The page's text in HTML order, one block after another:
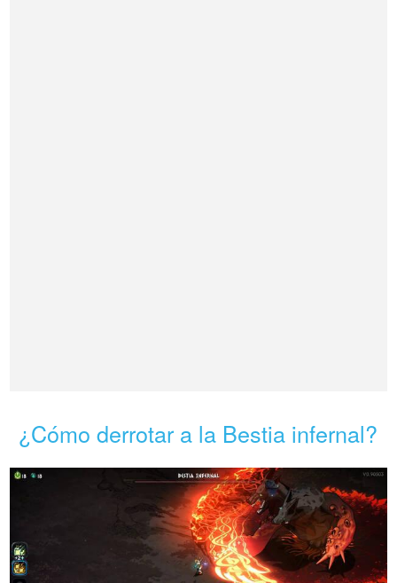
¿Cómo derrotar a la Bestia infernal?